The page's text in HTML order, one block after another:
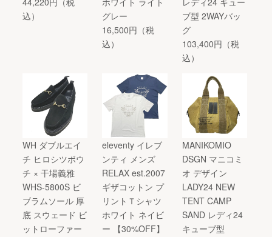
込）
グレー
16,500円（税
込）
ブ型 2WAYバッ
グ
103,400円（税
込）
WH ダブルエイ
チ ヒロシツボウ
チ × 干場義雅
WHS-5800S ビ
ブラムソール 厚
底 スウェード ビ
ットローファー
eleventy イレブ
ンティ メンズ
RELAX est.2007
ギザコットン プ
リントＴシャツ
ホワイト ネイビ
ー 【30%OFF】
MANIKOMIO
DSGN マニコミ
オ デザイン
LADY24 NEW
TENT CAMP
SAND レディ24
キューブ型